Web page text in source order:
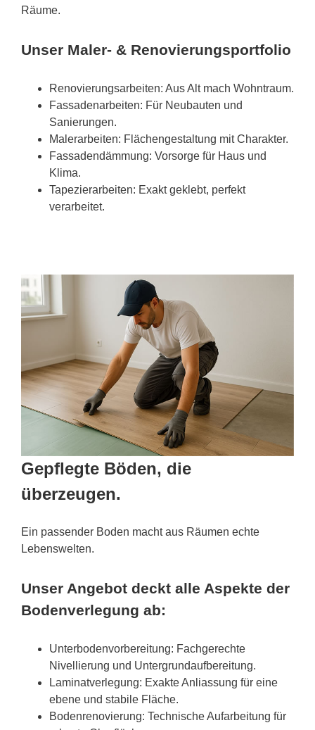
Räume.
Unser Maler- & Renovierungsportfolio
Renovierungsarbeiten: Aus Alt mach Wohntraum.
Fassadenarbeiten: Für Neubauten und
Sanierungen.
Malerarbeiten: Flächengestaltung mit Charakter.
Fassadendämmung: Vorsorge für Haus und
Klima.
Tapezierarbeiten: Exakt geklebt, perfekt
verarbeitet.
Gepflegte Böden, die
überzeugen.
Ein passender Boden macht aus Räumen echte
Lebenswelten.
Unser Angebot deckt alle Aspekte der
Bodenverlegung ab:
Unterbodenvorbereitung: Fachgerechte
Nivellierung und Untergrundaufbereitung.
Laminatverlegung: Exakte Anliassung für eine
ebene und stabile Fläche.
Bodenrenovierung: Technische Aufarbeitung für